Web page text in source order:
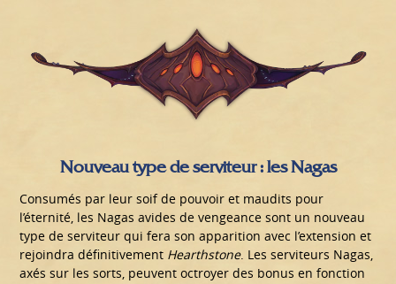
Nouveau type de serviteur : les Nagas
Consumés par leur soif de pouvoir et maudits pour
l’éternité, les Nagas avides de vengeance sont un nouveau
type de serviteur qui fera son apparition avec l’extension et
rejoindra définitivement Hearthstone. Les serviteurs Nagas,
axés sur les sorts, peuvent octroyer des bonus en fonction